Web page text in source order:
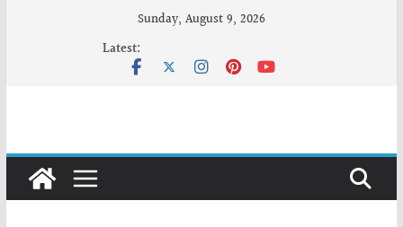
Sunday, August 9, 2026
Latest: